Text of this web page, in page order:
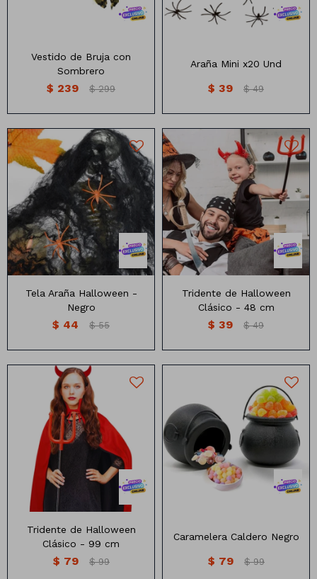
Vestido de Bruja con
Sombrero
$ 239 $ 299
Araña Mini x20 Und
$ 39 $ 49
Tela Araña de Halloween
Tela Araña Halloween -
Negro
$ 44 $ 55
Tridente de Halloween
Clásico
Tridente de Halloween
Clásico - 48 cm
$ 39 $ 49
Tridente de Halloween
Clásico
Tridente de Halloween
Clásico - 99 cm
$ 79 $ 99
Caramelera caledero
Medidas: 15cm x10cm
Caramelera Caldero Negro
$ 79 $ 99